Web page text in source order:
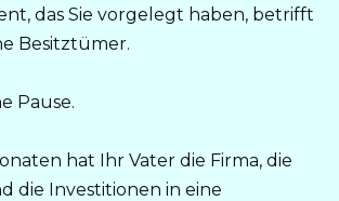
das Sie vorgelegt haben, betrifft
Besitztümer.
Pause.
hat Ihr Vater die Firma, die
die Investitionen in eine